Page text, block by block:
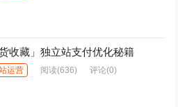
货收藏」独立站支付优化秘籍
运营 阅读(636) 评论(0)